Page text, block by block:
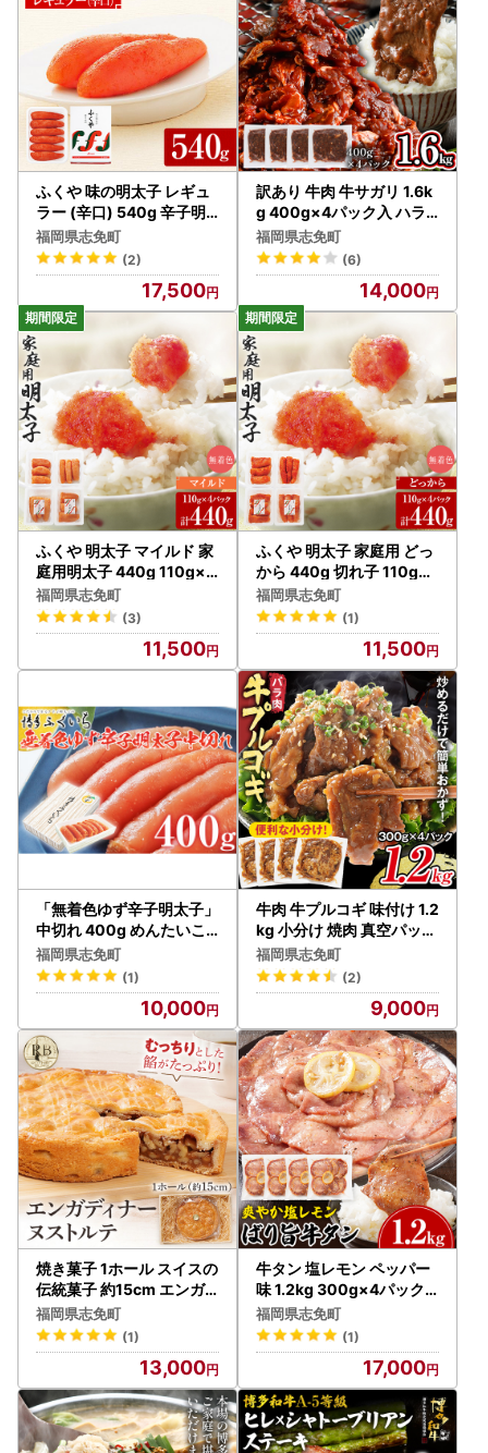
ふくや 味の明太子 レギュ
ラー (辛口) 540g 辛子明
太子
福岡県志免町
(2)
17,500
訳あり 牛肉 牛サガリ 1.6k
g 400g×4パック入 ハラ
ミ
福岡県志免町
(6)
14,000
ふくや 明太子 マイルド 家
庭用明太子 440g 110g×4
パック 小分け 切れ子
福岡県志免町
(3)
11,500
ふくや 明太子 家庭用 どっ
から 440g 切れ子 110g×4
パック
福岡県志免町
(1)
11,500
「無着色ゆず辛子明太子」
中切れ 400g めんたいこ
惣菜 お取り寄せ グルメ 福
岡 送料無料
福岡県志免町
(1)
10,000
牛肉 牛プルコギ 味付け 1.2
kg 小分け 焼肉 真空パック
300g×4袋
福岡県志免町
(2)
9,000
焼き菓子 1ホール スイスの
伝統菓子 約15cm エンガ
ディナーヌストルテ
福岡県志免町
(1)
13,000
牛タン 塩レモン ペッパー
味 1.2kg 300g×4パック
牛タン
福岡県志免町
(1)
17,000